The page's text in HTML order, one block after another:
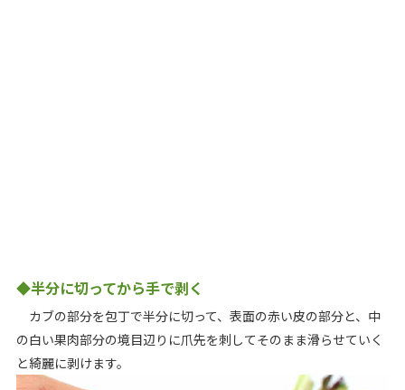
◆半分に切ってから手で剥く
カブの部分を包丁で半分に切って、表面の赤い皮の部分と、中
の白い果肉部分の境目辺りに爪先を刺してそのまま滑らせていく
と綺麗に剥けます。